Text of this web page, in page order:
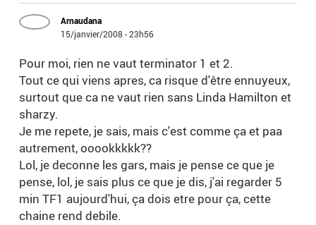
Arnaudana
15/janvier/2008 - 23h56
Pour moi, rien ne vaut terminator 1 et 2.
Tout ce qui viens apres, ca risque d'être ennuyeux,
surtout que ca ne vaut rien sans Linda Hamilton et
sharzy.
Je me repete, je sais, mais c'est comme ça et paa
autrement, ooookkkkk??
Lol, je deconne les gars, mais je pense ce que je
pense, lol, je sais plus ce que je dis, j'ai regarder 5
min TF1 aujourd'hui, ça dois etre pour ça, cette
chaine rend debile.